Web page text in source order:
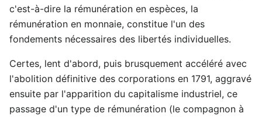
c'est-à-dire la rémunération en espèces, la
rémunération en monnaie, constitue l'un des
fondements nécessaires des libertés individuelles.
Certes, lent d'abord, puis brusquement accéléré avec
l'abolition définitive des corporations en 1791, aggravé
ensuite par l'apparition du capitalisme industriel, ce
passage d'un type de rémunération (le compagnon à